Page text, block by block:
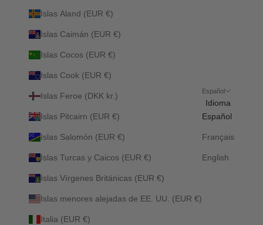
Islas Aland (EUR €)
Islas Caimán (EUR €)
Islas Cocos (EUR €)
Islas Cook (EUR €)
Islas Feroe (DKK kr.)
Islas Pitcairn (EUR €)
Islas Salomón (EUR €)
Islas Turcas y Caicos (EUR €)
Islas Vírgenes Británicas (EUR €)
Islas menores alejadas de EE. UU. (EUR €)
Italia (EUR €)
Español
Idioma
Español
Français
English